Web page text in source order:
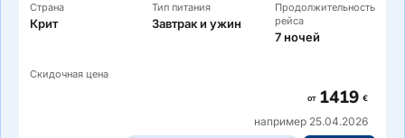
Страна
Крит
Тип питания
Завтрак и ужин
Продолжительность
рейса
7 ночей
Скидочная цена
от 1419 €
например 25.04.2026